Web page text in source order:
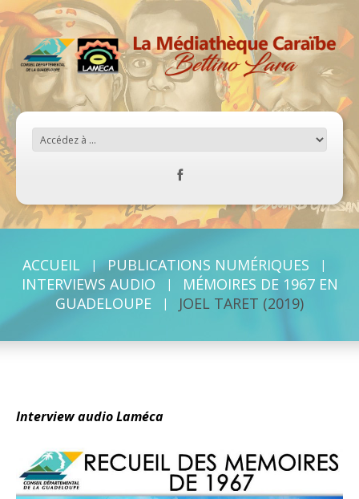
ACCUEIL
PUBLICATIONS NUMÉRIQUES
INTERVIEWS AUDIO
MÉMOIRES DE 1967 EN
GUADELOUPE
JOEL TARET (2019)
Interview audio Laméca